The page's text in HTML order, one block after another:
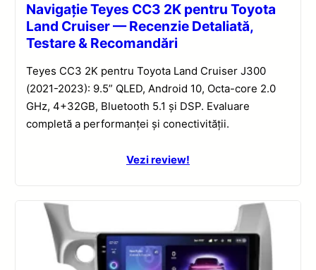
Navigație Teyes CC3 2K pentru Toyota
Land Cruiser — Recenzie Detaliată,
Testare & Recomandări
Teyes CC3 2K pentru Toyota Land Cruiser J300
(2021-2023): 9.5” QLED, Android 10, Octa-core 2.0
GHz, 4+32GB, Bluetooth 5.1 și DSP. Evaluare
completă a performanței și conectivității.
Vezi review!